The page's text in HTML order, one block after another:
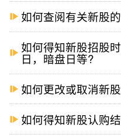
如何查阅有关新股
如何得知新股招股
日，暗盘日等?
如何更改或取消新
如何得知新股认购